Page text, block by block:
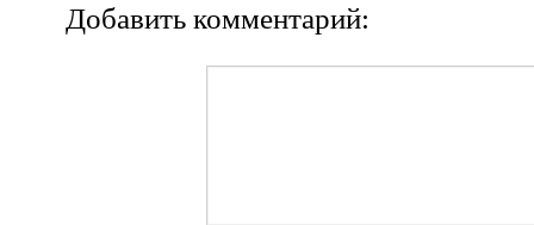
Добавить комментарий: